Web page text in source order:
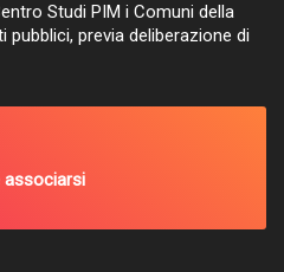
Studi PIM i Comuni della
pubblici, previa deliberazione di
associarsi